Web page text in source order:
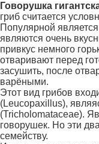
Говорушка
гриб считается
Популярной
являются очень
привкус немного
отваривают перед
засушить, после
варёными.
Этот вид грибов
(Leucopaxillus),
(Tricholomataceae).
говорушек. Но эти
семейству.